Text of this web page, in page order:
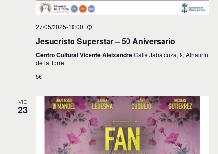
27/05/2025-19:00
Jesucristo Superstar – 50 Aniversario
Centro Cultural Vicente AleixandreCalle Jabalcuza, 9, Alhaurín
de la Torre
5€
VIE
23